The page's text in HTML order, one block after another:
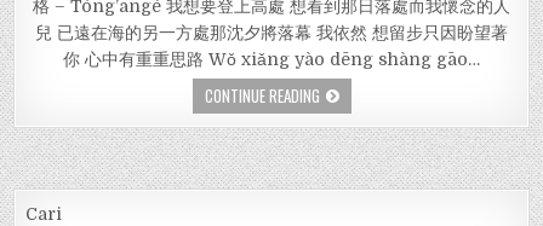
格 – Tóng’āngé 我想要登上高處 想看到那日落處而我懷念的人
兒 已遠在海的另一方處那沈夕將落幕 我依然 想留步只因盼望著
你 心中有重重思路 Wǒ xiǎng yào dēng shàng gāo…
CONTINUE READING
Cari